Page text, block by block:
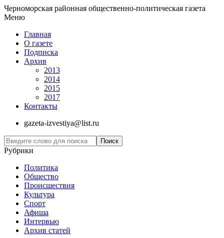
Черноморская районная общественно-политическая газета
Меню
Главная
О газете
Подписка
Архив
2013
2014
2015
2017
Контакты
gazeta-izvestiya@list.ru
Рубрики
Политика
Общество
Проиcшествия
Культура
Спорт
Афиша
Интервью
Архив статей